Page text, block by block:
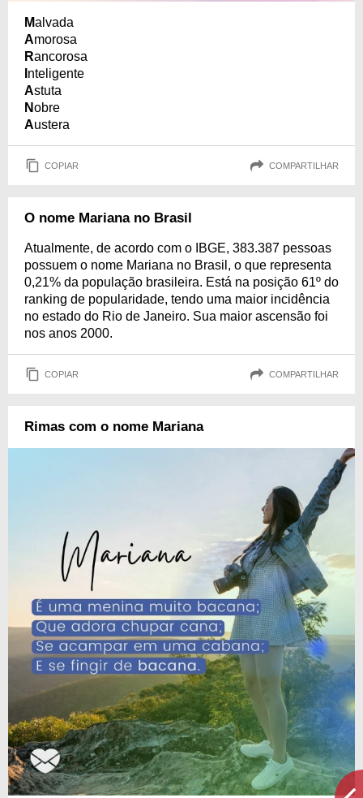
Malvada
Amorosa
Rancorosa
nteligente
Astuta
Nobre
Austera
COPIAR COMPARTILHAR
O nome Mariana no Brasil
Atualmente, de acordo com o IBGE, 383.387 pessoas
possuem o nome Mariana no Brasil, o que representa
0,21% da população brasileira. Está na posição 61º do
ranking de popularidade, tendo uma maior incidência
no estado do Rio de Janeiro. Sua maior ascensão foi
nos anos 2000.
COPIAR COMPARTILHAR
Rimas com o nome Mariana